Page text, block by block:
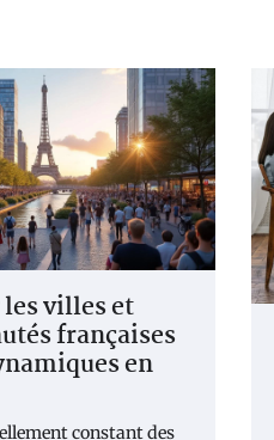
villes et
françaises
en
constant des